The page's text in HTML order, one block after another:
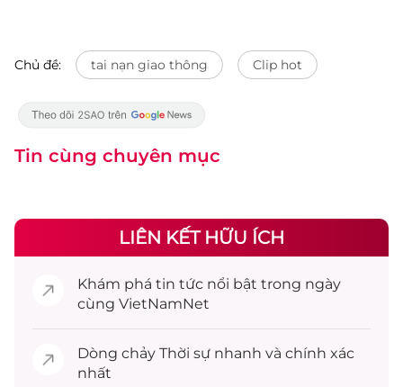
Chủ đề: tai nạn giao thông Clip hot
Tin cùng chuyên mục
LIÊN KẾT HỮU ÍCH
Khám phá tin tức nổi bật trong ngày
cùng VietNamNet
Dòng chảy Thời sự nhanh và chính xác
nhất